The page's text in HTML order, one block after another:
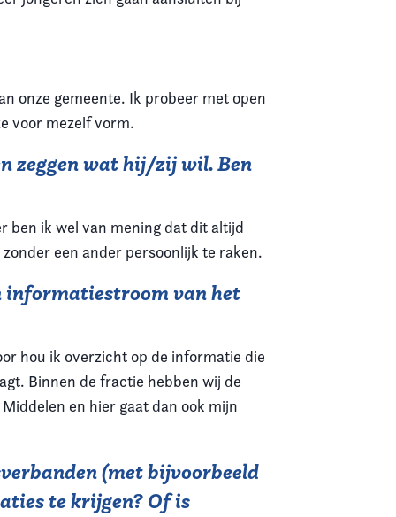
onze gemeente. Ik probeer met open
voor mezelf vorm.
zeggen wat hij/zij wil. Ben
ben ik wel van mening dat dit altijd
een ander persoonlijk te raken.
informatiestroom van het
hou ik overzicht op de informatie die
Binnen de fractie hebben wij de
en hier gaat dan ook mijn
(met bijvoorbeeld
te krijgen? Of is